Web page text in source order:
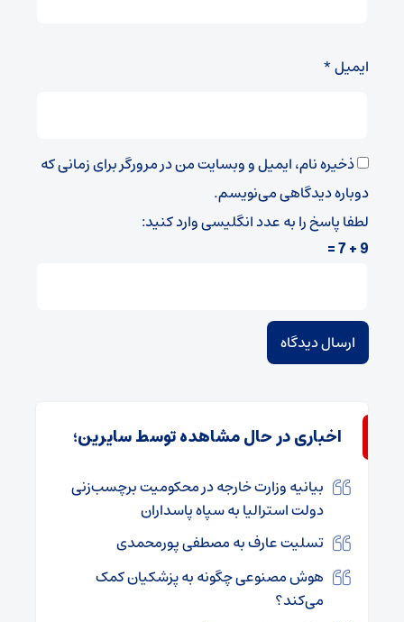
ایمیل*
ذخیره نام، ایمیل و وبسایت من در مرورگر برای زمانی که
دوباره دیدگاهی می‌نویسم.
لطفا پاسخ را به عدد انگلیسی وارد کنید:
9 + 7 =
اخباری در حال مشاهده توسط سایرین؛
بیانیه وزارت خارجه در محکومیت برچسب‌زنی
دولت استرالیا به سپاه پاسداران
تسلیت عارف به مصطفی پورمحمدی
هوش مصنوعی چگونه به پزشکیان کمک
می‌کند؟